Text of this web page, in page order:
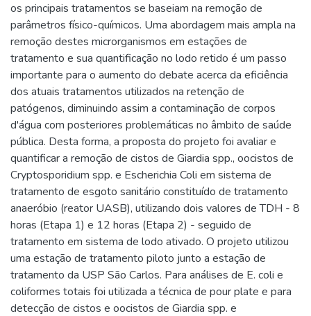
os principais tratamentos se baseiam na remoção de
parâmetros físico-químicos. Uma abordagem mais ampla na
remoção destes microrganismos em estações de
tratamento e sua quantificação no lodo retido é um passo
importante para o aumento do debate acerca da eficiência
dos atuais tratamentos utilizados na retenção de
patógenos, diminuindo assim a contaminação de corpos
d'água com posteriores problemáticas no âmbito de saúde
pública. Desta forma, a proposta do projeto foi avaliar e
quantificar a remoção de cistos de Giardia spp., oocistos de
Cryptosporidium spp. e Escherichia Coli em sistema de
tratamento de esgoto sanitário constituído de tratamento
anaeróbio (reator UASB), utilizando dois valores de TDH - 8
horas (Etapa 1) e 12 horas (Etapa 2) - seguido de
tratamento em sistema de lodo ativado. O projeto utilizou
uma estação de tratamento piloto junto a estação de
tratamento da USP São Carlos. Para análises de E. coli e
coliformes totais foi utilizada a técnica de pour plate e para
detecção de cistos e oocistos de Giardia spp. e